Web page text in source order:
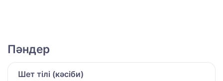
Пәндер
Шет тілі (кәсіби)